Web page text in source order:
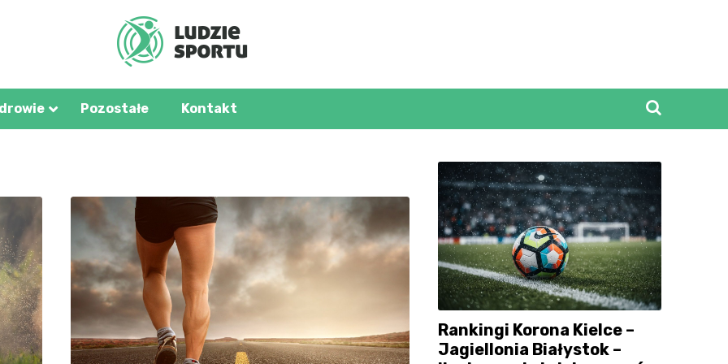
Pozostałe Kontakt
Rankingi Korona Kielce –
Jagiellonia Białystok –